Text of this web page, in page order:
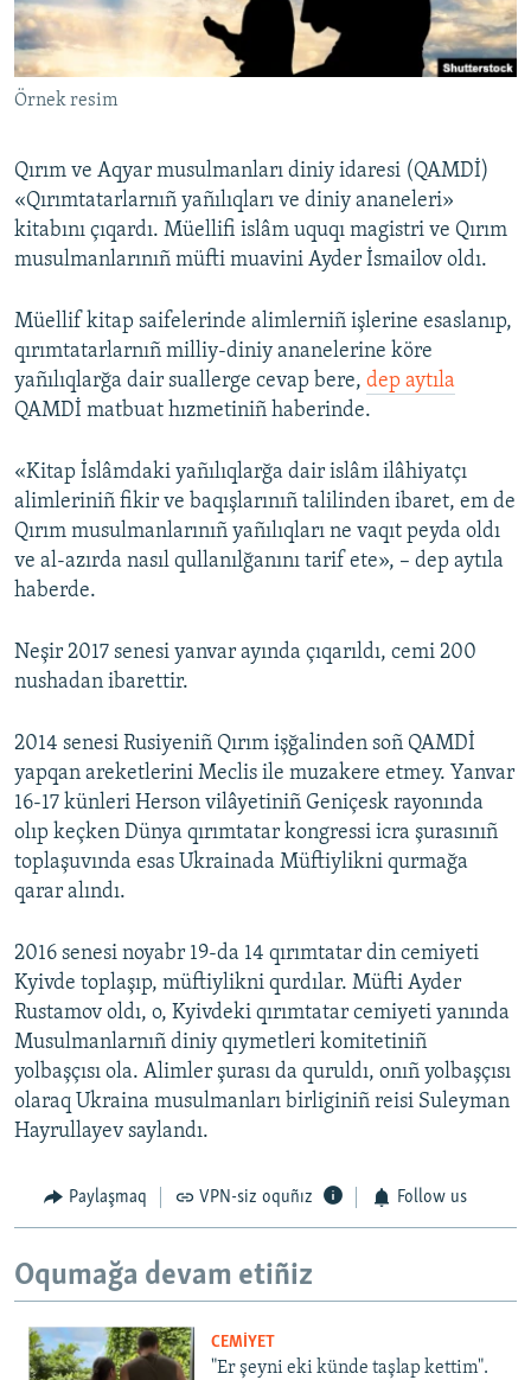
Русский
Українською
RFE/RS bütün saytları
Örnek resim
Qırım ve Aqyar musulmanları diniy idaresi (QAMDİ)
«Qırımtatarlarnıñ yañılıqları ve diniy ananeleri»
kitabını çıqardı. Müellifi islâm uquqı magistri ve Qırım
musulmanlarınıñ müfti muavini Ayder İsmailov oldı.
Müellif kitap saifelerinde alimlerniñ işlerine esaslanıp,
qırımtatarlarnıñ milliy-diniy ananelerine köre
yañılıqlarğa dair suallerge cevap bere, dep aytıla
QAMDİ matbuat hızmetiniñ haberinde.
«Kitap İslâmdaki yañılıqlarğa dair islâm ilâhiyatçı
alimleriniñ fikir ve baqışlarınıñ talilinden ibaret, em de
Qırım musulmanlarınıñ yañılıqları ne vaqıt peyda oldı
ve al-azırda nasıl qullanılğanını tarif ete», – dep aytıla
haberde.
Neşir 2017 senesi yanvar ayında çıqarıldı, cemi 200
nushadan ibarettir.
2014 senesi Rusiyeniñ Qırım işğalinden soñ QAMDİ
yapqan areketlerini Meclis ile muzakere etmey. Yanvar
16-17 künleri Herson vilâyetiniñ Geniçesk rayonında
olıp keçken Dünya qırımtatar kongressi icra şurasınıñ
toplaşuvında esas Ukrainada Müftiylikni qurmağa
qarar alındı.
2016 senesi noyabr 19-da 14 qırımtatar din cemiyeti
Kyivde toplaşıp, müftiylikni qurdılar. Müfti Ayder
Rustamov oldı, o, Kyivdeki qırımtatar cemiyeti yanında
Musulmanlarnıñ diniy qıymetleri komitetiniñ
yolbaşçısı ola. Alimler şurası da quruldı, onıñ yolbaşçısı
olaraq Ukraina musulmanları birliginiñ reisi Suleyman
Hayrullayev saylandı.
Paylaşmaq VPN-siz oquñız Follow us
Oqumağa devam etiñiz
CEMİYET
"Er şeyni eki künde taşlap kettim".